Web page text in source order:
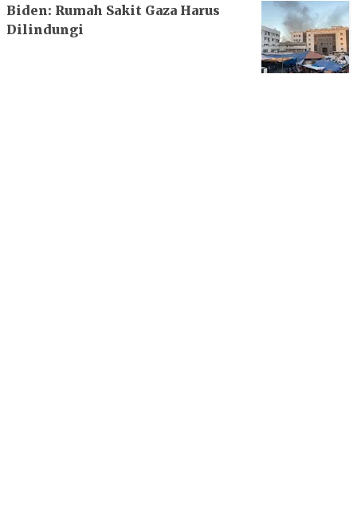
Biden: Rumah Sakit Gaza Harus
Dilindungi